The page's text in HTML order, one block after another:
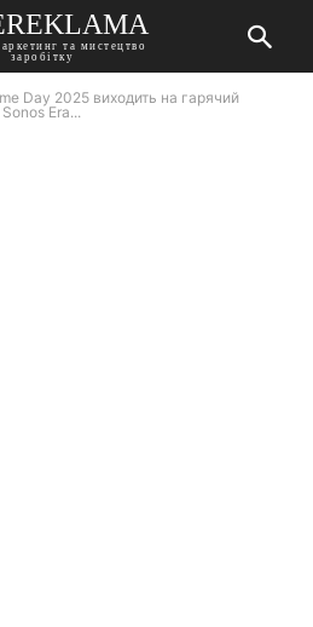
та мистецтво
заробітку
Day 2025 виходить на гарячий
Era...